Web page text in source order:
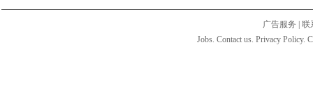
广告服务
联
Jobs. Contact us. Privacy Policy.